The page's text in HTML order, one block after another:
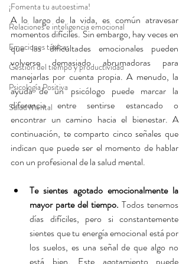
¡Fomenta tu autoestima!
Relaciones e inteligencia emocional
Emociones tóxicas
Gestión del tiempo y productividad
Psicología Positiva
Salud Mental
A lo largo de la vida, es común atravesar
momentos difíciles. Sin embargo, hay veces en
que las dificultades emocionales pueden
volverse demasiado abrumadoras para
manejarlas por cuenta propia. A menudo, la
ayuda de un psicólogo puede marcar la
diferencia entre sentirse estancado o
encontrar un camino hacia el bienestar. A
continuación, te comparto cinco señales que
indican que puede ser el momento de hablar
con un profesional de la salud mental.
Te sientes agotado emocionalmente la
mayor parte del tiempo. Todos tenemos
días difíciles, pero si constantemente
sientes que tu energía emocional está por
los suelos, es una señal de que algo no